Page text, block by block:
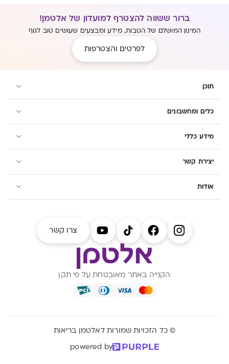
מתופעות שמופיעות אחרי הלידה.
בתקופת משכב לידה, נשים מתמודדות
עם אתגרים שונים: תפרים שמציקים,
טחורים אחרי לידה, דימומים או נפיחות
שלך ולנפש וטיפול עדין שמאפשר לך
ברור ששווה להצטרף למועדון של אלטמן!
המינון המושלם של הטבות, מידע ומבצעים שעושים טוב לגוף
לפרטים והצטרפות
תוכן
כלים ומחשבונים
מידע כללי
יצירת קשר
אודות
צרו קשר
הקנייה באתר מאובטחת על פי תקן
© כל הזכויות שמורות לאלטמן בריאות
powered by